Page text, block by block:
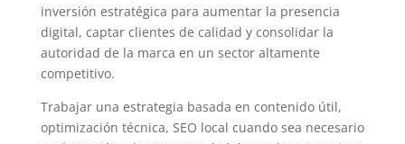
inversión estratégica para aumentar la presencia
digital, captar clientes de calidad y consolidar la
autoridad de la marca en un sector altamente
competitivo.
Trabajar una estrategia basada en contenido útil,
optimización técnica, SEO local cuando sea necesario